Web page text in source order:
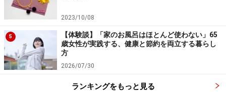
2023/10/08
5
【体験談】「家のお風呂はほとんど使わない」65
歳女性が実践する、健康と節約を両立する暮らし
方
2026/07/30
ランキングをもっと見る